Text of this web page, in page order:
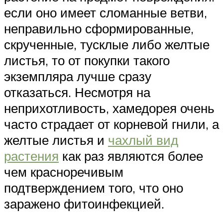
если оно имеет сломанные ветви,
неправильно сформированные,
скрученные, тусклые либо желтые
листья, то от покупки такого
экземпляра лучше сразу
отказаться. Несмотря на
неприхотливость, хамедорея очень
часто страдает от корневой гнили, а
желтые листья и чахлый вид
растения как раз являются более
чем красноречивым
подтверждением того, что оно
заражено фитоинфекцией.